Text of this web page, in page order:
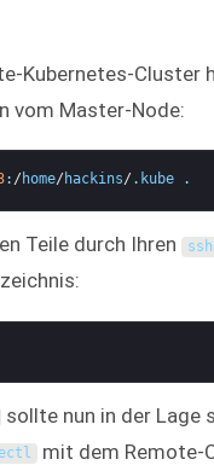
Kubernetes-
vom Master-Node:
: / home/ hackins/ . kube .
Teile durch Ihren ssh
sollte nun in der Lage
mit dem Remote-